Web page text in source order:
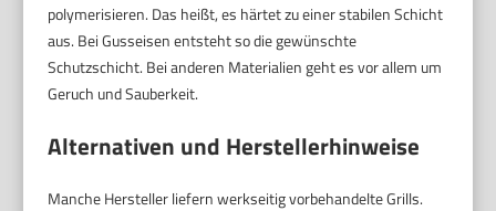
polymerisieren. Das heißt, es härtet zu einer stabilen Schicht
aus. Bei Gusseisen entsteht so die gewünschte
Schutzschicht. Bei anderen Materialien geht es vor allem um
Geruch und Sauberkeit.
Alternativen und Herstellerhinweise
Manche Hersteller liefern werkseitig vorbehandelte Grills.